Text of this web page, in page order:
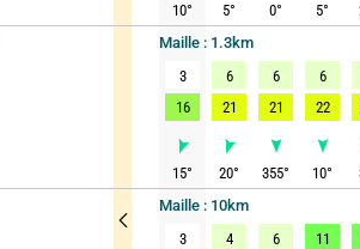
10° 5° 0° 5°
Maille : 1.3km
3
6 6 6
16
21 21 22
15° 20° 355° 10°
Maille : 10km
3
4 6 11